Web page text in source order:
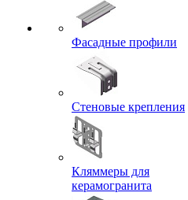
Фасадные профили
Стеновые крепления
Кляммеры для
керамогранита